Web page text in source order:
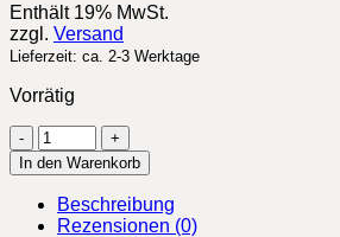
Enthält 19% MwSt.
zzgl. Versand
Lieferzeit: ca. 2-3 Werktage
Vorrätig
Kugelschreiber
Glaube,
Liebe,
Hoffnung
Menge
In den Warenkorb
Beschreibung
Rezensionen (0)